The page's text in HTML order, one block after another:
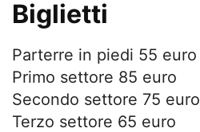
Biglietti
Parterre in piedi 55 euro
Primo settore 85 euro
Secondo settore 75 euro
Terzo settore 65 euro